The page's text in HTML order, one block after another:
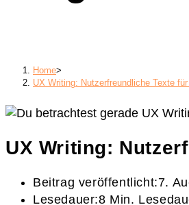
Home>
UX Writing: Nutzerfreundliche Texte
UX Writing:
Beitrag veröffentlicht:7.
Lesedauer:8 Min.